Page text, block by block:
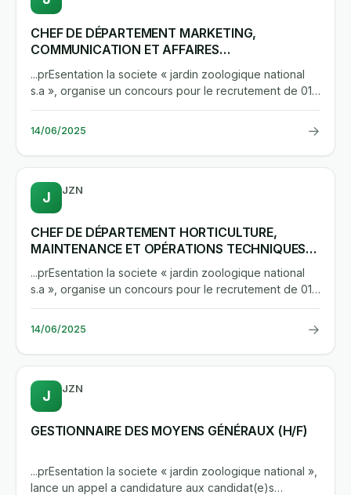
CHEF DE DÉPARTEMENT MARKETING,
COMMUNICATION ET AFFAIRES
COMMERCIALES (H/F)
...prEsentation la societe « jardin zoologique national
s.a », organise un concours pour le recrutement de 01
(un(e))...
14/06/2025 →
J JZN
CHEF DE DÉPARTEMENT HORTICULTURE,
MAINTENANCE ET OPÉRATIONS TECHNIQUES
(H/F)
...prEsentation la societe « jardin zoologique national
s.a », organise un concours pour le recrutement de 01
(un(e))...
14/06/2025 →
J JZN
GESTIONNAIRE DES MOYENS GÉNÉRAUX (H/F)
...prEsentation la societe « jardin zoologique national »,
lance un appel a candidature aux candidat(e)s